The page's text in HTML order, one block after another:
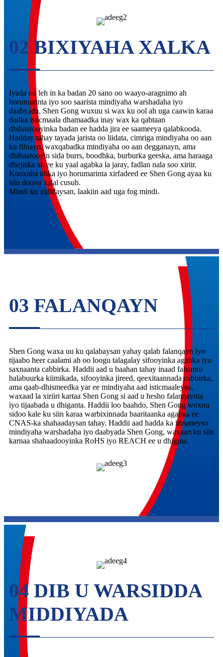
02 BIXIYAHA XALKA
Iyada oo leh in ka badan 20 sano oo waayo-aragnimo ah
horumarinta iyo soo saarista mindiyaha warshadaha iyo
daabyada, Shen Gong wuxuu si wax ku ool ah uga caawin karaa
dadka isticmaala dhamaadka inay wax ka qabtaan
dhibaatooyinka badan ee hadda jira ee saameeya qalabkooda.
Hadday tahay tayada jarista oo liidata, cimriga mindiyaha oo aan
ku filnayn, waxqabadka mindiyaha oo aan degganayn, ama
dhibaatooyin sida burrs, boodhka, burburka geeska, ama haraaga
dhejiska ah ee ku yaal agabka la jaray, fadlan nala soo xiriir.
Kooxaha iibka iyo horumarinta xirfadeed ee Shen Gong ayaa ku
siin doona xalal cusub.
Mindi ku xididaysan, laakiin aad uga fog mindi.
03 FALANQAYN
Shen Gong waxa uu ku qalabaysan yahay qalab falanqayn iyo
tijaabo heer caalami ah oo loogu talagalay sifooyinka agabka iyo
saxnaanta cabbirka. Haddii aad u baahan tahay inaad fahamto
halabuurka kiimikada, sifooyinka jireed, qeexitaannada cabbirka,
ama qaab-dhismeedka yar ee mindiyaha aad isticmaaleyso,
waxaad la xiriiri kartaa Shen Gong si aad u hesho falanqaynta
iyo tijaabada u dhiganta. Haddii loo baahdo, Shen Gong wuxuu
sidoo kale ku siin karaa warbixinnada baaritaanka agabka ee
CNAS-ka shahaadaysan tahay. Haddii aad hadda ka iibsaneyso
mindiyaha warshadaha iyo daabyada Shen Gong, waxaan ku siin
karnaa shahaadooyinka RoHS iyo REACH ee u dhigma.
04 DIB U WARSIDDA
MIDDIYADA